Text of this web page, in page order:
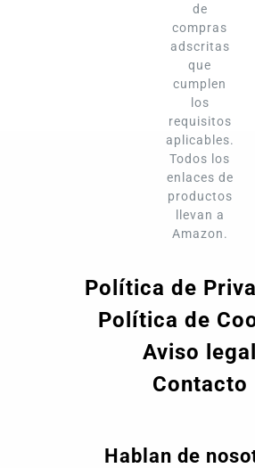
de
compras
adscritas
que
cumplen
los
requisitos
aplicables.
Todos los
enlaces de
productos
llevan a
Amazon.
Política de
Política de
Aviso legal
Contacto
Hablan de